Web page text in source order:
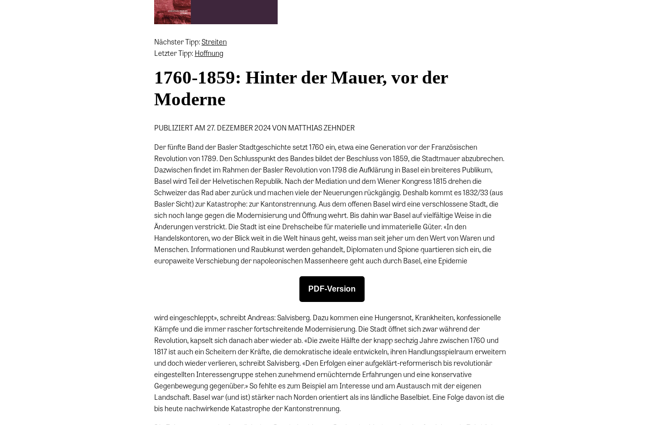
Nächster Tipp:Streiten
Letzter Tipp: Hoffnung
1760-1859: Hinter der Mauer, vor der
Moderne
PUBLIZIERT AM 27. DEZEMBER 2024 VON MATTHIAS ZEHNDER
Der fünfte Band der Basler Stadtgeschichte setzt 1760 ein, etwa eine Generation vor der Französischen
Revolution von 1789. Den Schlusspunkt des Bandes bildet der Beschluss von 1859, die Stadtmauer abzubrechen.
Dazwischen findet im Rahmen der Basler Revolution von 1798 die Aufklärung in Basel ein breiteres Publikum,
Basel wird Teil der Helvetischen Republik. Nach der Mediation und dem Wiener Kongress 1815 drehen die
Schweizer das Rad aber zurück und machen viele der Neuerungen rückgängig. Deshalb kommt es 1832/33 (aus
Basler Sicht) zur Katastrophe: zur Kantonstrennung. Aus dem offenen Basel wird eine verschlossene Stadt, die
sich noch lange gegen die Modernisierung und Öffnung wehrt. Bis dahin war Basel auf vielfältige Weise in die
Änderungen verstrickt. Die Stadt ist eine Drehscheibe für materielle und immaterielle Güter. «In den
Handelskontoren, wo der Blick weit in die Welt hinaus geht, weiss man seit jeher um den Wert von Waren und
Menschen. Informationen und Raubkunst werden gehandelt, Diplomaten und Spione quartieren sich ein, die
europaweite Verschiebung der napoleonischen Massenheere geht auch durch Basel, eine Epidemie
PDF-Version
wird eingeschleppt», schreibt Andreas: Salvisberg. Dazu kommen eine Hungersnot, Krankheiten, konfessionelle
Kämpfe und die immer rascher fortschreitende Modernisierung. Die Stadt öffnet sich zwar während der
Revolution, kapselt sich danach aber wieder ab. «Die zweite Hälfte der knapp sechzig Jahre zwischen 1760 und
1817 ist auch ein Scheitern der Kräfte, die demokratische ideale entwickeln, ihren Handlungsspielraum erweitern
und doch wieder verlieren, schreibt Salvisberg. «Den Erfolgen einer aufgeklärt-reformerisch bis revolutionär
eingestellten Interessengruppe stehen zunehmend ernüchternde Erfahrungen und eine konservative
Gegenbewegung gegenüber.» So fehlte es zum Beispiel am Interesse und am Austausch mit der eigenen
Landschaft. Basel war (und ist) stärker nach Norden orientiert als ins ländliche Baselbiet. Eine Folge davon ist die
bis heute nachwirkende Katastrophe der Kantonstrennung.